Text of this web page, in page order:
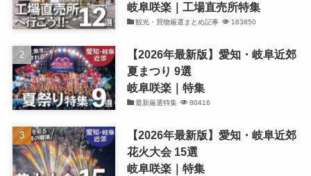
岐阜咲楽｜工場直売所特集
観光・買物厳選まとめ記事 163850
【2026年最新版】愛知・岐阜近郊
夏まつり 9選
岐阜咲楽｜特集
最新厳選特集 80416
【2026年最新版】愛知・岐阜近郊
花火大会 15選
岐阜咲楽｜特集